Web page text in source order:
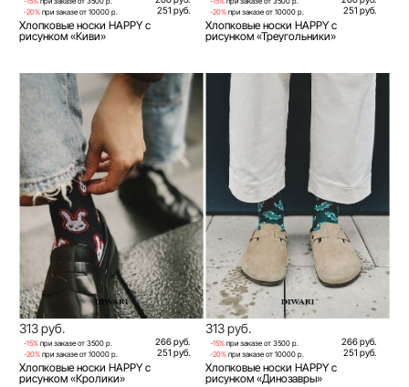
-20% при заказе от 10000 р. 251 руб.
Хлопковые носки HAPPY с
рисунком «Киви»
-20% при заказе от 10000 р. 251 руб.
Хлопковые носки HAPPY с
рисунком «Треугольники»
313 руб.
-15% при заказе от 3500 р. 266 руб.
-20% при заказе от 10000 р. 251 руб.
Хлопковые носки HAPPY с
рисунком «Кролики»
313 руб.
-15% при заказе от 3500 р. 266 руб.
-20% при заказе от 10000 р. 251 руб.
Хлопковые носки HAPPY с
рисунком «Динозавры»